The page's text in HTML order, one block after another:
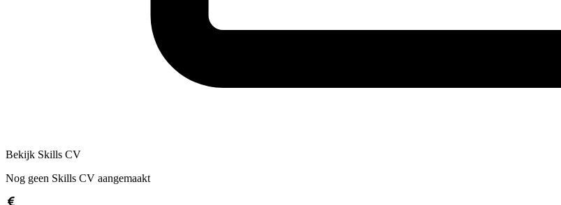
Bekijk Skills CV
Nog geen Skills CV aangemaakt